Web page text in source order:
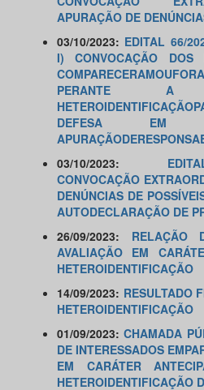
APURAÇÃO DE
03/10/2023: EDITAL 66/
I) CONVOCAÇÃO DOS
PERANTE
DEFESA EM
03/10/2023:
CONVOCAÇÃO
DENÚNCIAS DE
AUTODECLARAÇÃO DE
26/09/2023: RELAÇÃO
AVALIAÇÃO EM
HETEROIDENTIFICAÇÃO
14/09/2023: RESULTADO
HETEROIDENTIFICAÇÃO
01/09/2023:CHAMADA
DE INTERESSADOS
EM CARÁTER
HETEROIDENTIFICAÇÃO